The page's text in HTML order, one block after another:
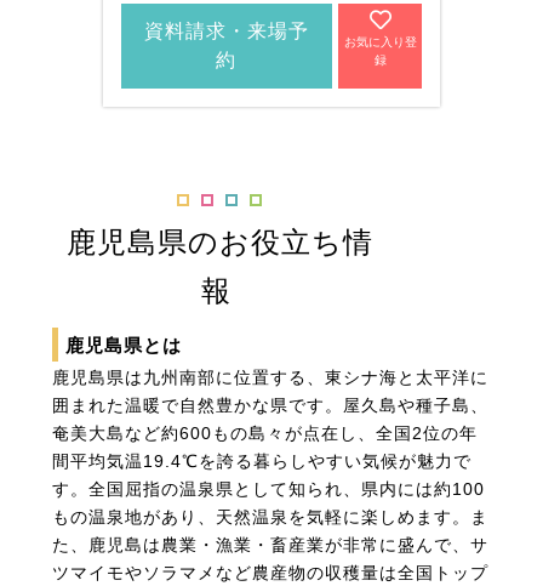
資料請求・来場予
約
お気に入り登
録
鹿児島県のお役立ち情
報
鹿児島県とは
鹿児島県は九州南部に位置する、東シナ海と太平洋に
囲まれた温暖で自然豊かな県です。屋久島や種子島、
奄美大島など約600もの島々が点在し、全国2位の年
間平均気温19.4℃を誇る暮らしやすい気候が魅力で
す。全国屈指の温泉県として知られ、県内には約100
もの温泉地があり、天然温泉を気軽に楽しめます。ま
た、鹿児島は農業・漁業・畜産業が非常に盛んで、サ
ツマイモやソラマメなど農産物の収穫量は全国トップ